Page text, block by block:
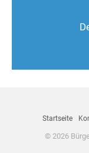
Startseite
© 2026